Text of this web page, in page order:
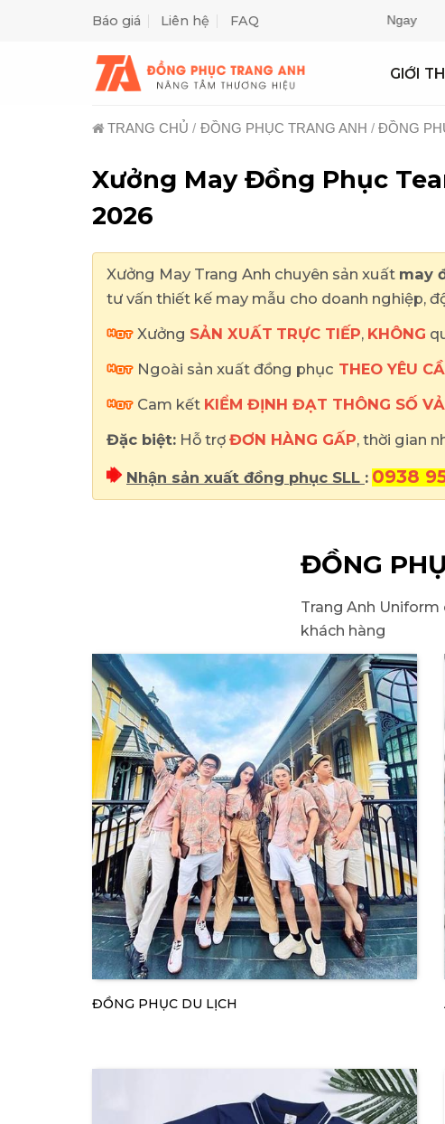
Báo giá Liên hệ FAQ
GIỚI
TRANG CHỦ / ĐỒNG PHỤC TRANG ANH / ĐỒNG
Xưởng May Đồng Phục
2026
Xưởng May Trang Anh chuyên sản xuất may
tư vấn thiết kế may mẫu cho doanh nghiệp,
Xưởng SẢN XUẤT TRỰC TIẾP, KHÔNG
Ngoài sản xuất đồng phục THEO YÊU
Cam kết KIỂM ĐỊNH ĐẠT THÔNG SỐ
Đặc biệt: Hỗ trợ ĐƠN HÀNG GẤP, thời gian
Nhận sản xuất đồng phục SLL : 0938
ĐỒNG
Trang Anh
khách hàng
ĐỒNG PHỤC DU LỊCH